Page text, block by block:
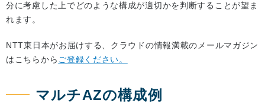
分に考慮した上でどのような構成が適切かを判断することが望ま
れます。
NTT東日本がお届けする、クラウドの情報満載のメールマガジン
はこちらからご登録ください。
マルチAZの構成例